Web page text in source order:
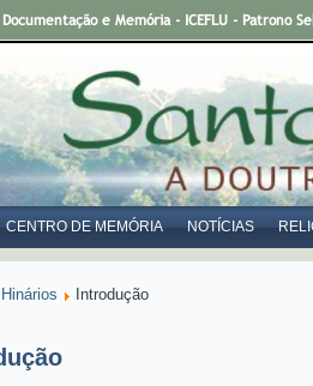
CENTRO DE MEMÓRIA NOTÍCIAS
e Memória - ICEFLU - Patrono
Introdução